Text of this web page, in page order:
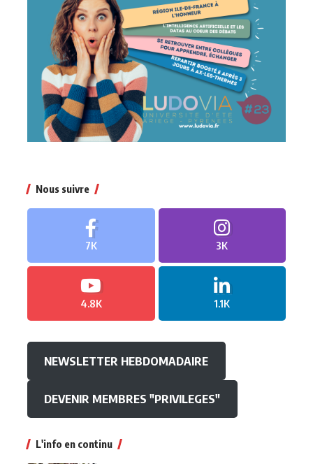
Nous suivre
7K 3K
4.8K 1.1K
NEWSLETTER HEBDOMADAIRE
DEVENIR MEMBRES "PRIVILEGES"
L'info en continu